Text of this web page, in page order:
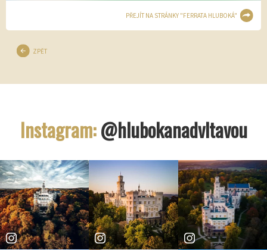
PŘEJÍT NA STRÁNKY "FERRATA HLUBOKÁ"
ZPĚT
Instagram:@hlubokanadvltavou